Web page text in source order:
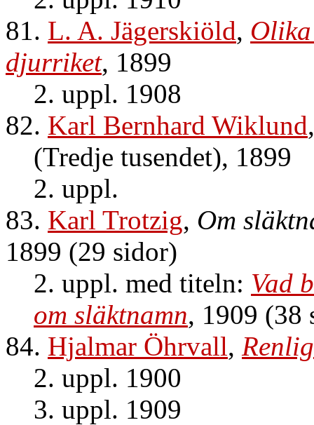
81. L. A. Jägerskiöld,
djurriket, 1899
2. uppl. 1908
82. Karl Bernhard Wiklund
(Tredje tusendet), 1899
2. uppl.
83. Karl Trotzig, Om
1899 (29 sidor)
2. uppl. med titeln: Vad
om släktnamn, 1909 (38
84. Hjalmar Öhrvall,
2. uppl. 1900
3. uppl. 1909